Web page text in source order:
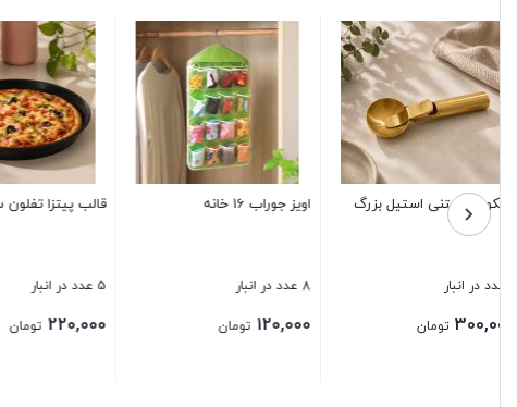
جعبه خیاطی بازن لایف
4 عدد در انبار
340,000
قوری پیرکس 1100 میلی
10 عدد در انبار
260,000
5 عدد در انبار
520,000